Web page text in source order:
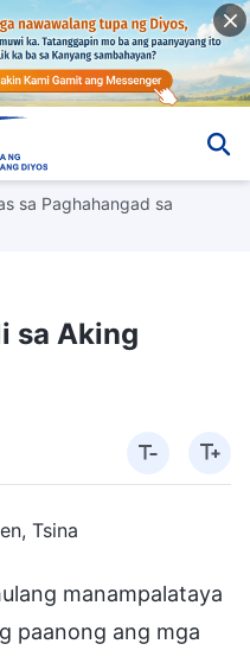
sa Paghahangad sa
sa Aking
Tsina
manampalataya
paanong ang mga